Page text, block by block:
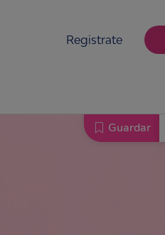
Registrate
Guardar